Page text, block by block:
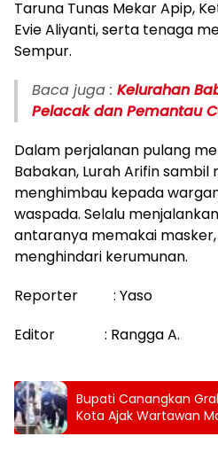
Taruna Tunas Mekar Apip,
Evie Aliyanti, serta tenaga
Sempur.
Baca juga : Kelurahan
Pelacak dan Pemantau
Dalam perjalanan pulang
Babakan, Lurah Arifin sambil
menghimbau kepada
waspada. Selalu
antaranya memakai
menghindari kerumunan.
Reporter : Yaso
Editor : Rangga A.
Bupati Canangkan
Kota Ajak Wartawan